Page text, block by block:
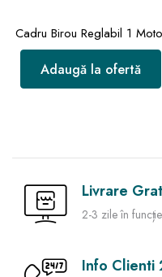
Cadru Birou Reglabil 1
Adaugă la ofertă
Livrare
2-3 zile în
Info